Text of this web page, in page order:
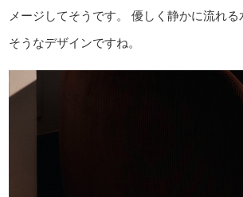
メージしてそうです。
優しく静かに流れる
そうなデザインですね。